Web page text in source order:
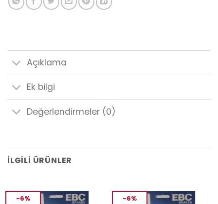
Açıklama
Ek bilgi
Değerlendirmeler (0)
İLGILI ÜRÜNLER
-6% -6%